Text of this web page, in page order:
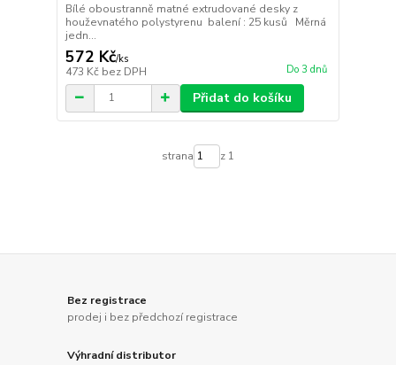
Bílé oboustranně matné extrudované desky z
houževnatého polystyrenu balení : 25 kusů Měrná
jedn...
572 Kč/ks
473 Kč bez DPH Do 3 dnů
Přidat do košíku
strana z 1
Bez registrace
prodej i bez předchozí registrace
Výhradní distributor